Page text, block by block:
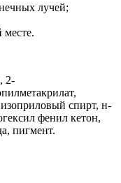
лучей;
месте.
2-
спирт, н-
фенил кетон,
пигмент.